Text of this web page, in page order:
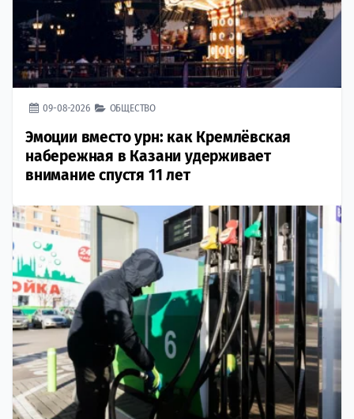
09-08-2026 ОБЩЕСТВО
Эмоции вместо урн: как Кремлёвская
набережная в Казани удерживает
внимание спустя 11 лет